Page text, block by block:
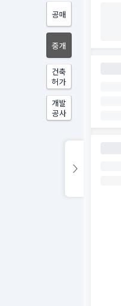
공매
중개
건축
허가
개발
공사